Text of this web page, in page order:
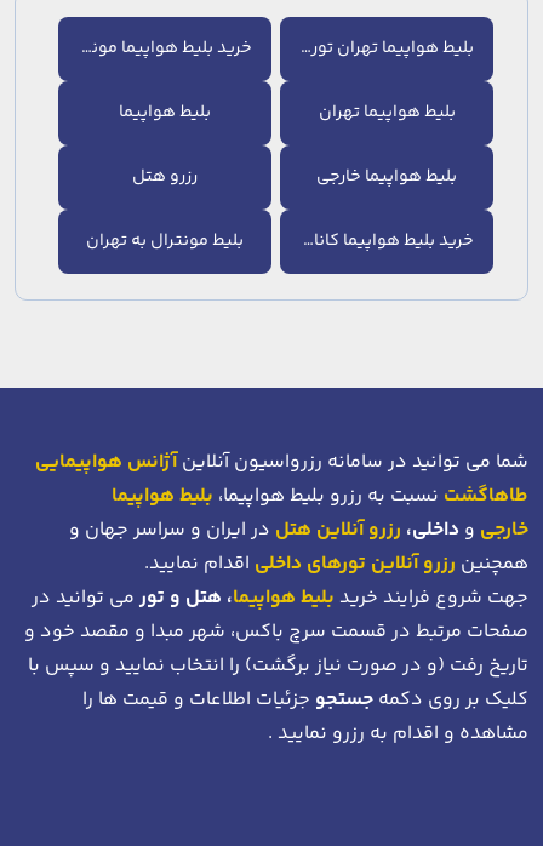
بلیط هواپیما تهران تورنتو خرید بلیط هواپیما مونترال
بلیط هواپیما تهران بلیط هواپیما
بلیط هواپیما خارجی رزرو هتل
خرید بلیط هواپیما کانادا بلیط مونترال به تهران
شما می توانید در سامانه رزرواسیون آنلاینآژانس هواپیمایی
طاهاگشت نسبت به رزرو بلیط هواپیما، بلیط هواپیما
خارجی و داخلی، رزرو آنلاین هتل در ایران و سراسر جهان و
همچنین رزرو آنلاین تورهای داخلی اقدام نمایید.
جهت شروع فرایند خرید بلیط هواپیما، هتل و تورمی توانید در
صفحات مرتبط در قسمت سرچ باکس، شهر مبدا و مقصد خود و
تاریخ رفت (و در صورت نیاز برگشت) را انتخاب نمایید و سپس با
کلیک بر روی دکمه جستجو جزئیات اطلاعات و قیمت ها را
مشاهده و اقدام به رزرو نمایید .